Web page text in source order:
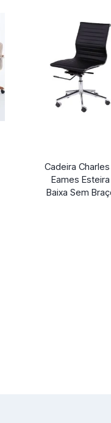
Cadeira Charles
Eames Esteira
Baixa Sem